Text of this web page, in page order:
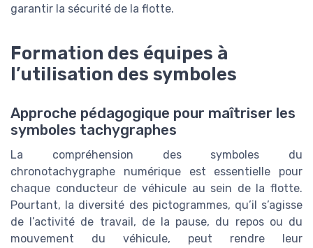
garantir la sécurité de la flotte.
Formation des équipes à
l’utilisation des symboles
Approche pédagogique pour maîtriser les
symboles tachygraphes
La compréhension des symboles du
chronotachygraphe numérique est essentielle pour
chaque conducteur de véhicule au sein de la flotte.
Pourtant, la diversité des pictogrammes, qu’il s’agisse
de l’activité de travail, de la pause, du repos ou du
mouvement du véhicule, peut rendre leur